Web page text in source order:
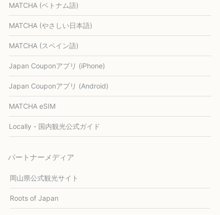
MATCHA (ベトナム語)
MATCHA (やさしい日本語)
MATCHA (スペイン語)
Japan Couponアプリ (iPhone)
Japan Couponアプリ (Android)
MATCHA eSIM
Locally - 国内観光公式ガイド
パートナーメディア
岡山県公式観光サイト
Roots of Japan